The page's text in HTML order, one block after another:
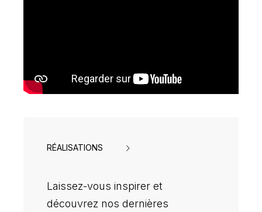
RÉALISATIONS
Laissez-vous inspirer et
découvrez nos dernières